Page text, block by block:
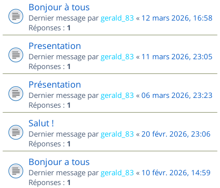
Bonjour à tous
Dernier message par gerald_83 « 12 mars 2026, 16:58
Réponses : 1
Presentation
Dernier message par gerald_83 « 11 mars 2026, 23:05
Réponses : 1
Présentation
Dernier message par gerald_83 « 06 mars 2026, 23:23
Réponses : 1
Salut !
Dernier message par gerald_83 « 20 févr. 2026, 23:06
Réponses : 1
Bonjour a tous
Dernier message par gerald_83 « 10 févr. 2026, 14:59
Réponses : 1